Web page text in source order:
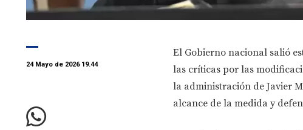
24 Mayo de 2026 19.44
El Gobierno nacional salió
las críticas por las
la administración de Javier
alcance de la medida y